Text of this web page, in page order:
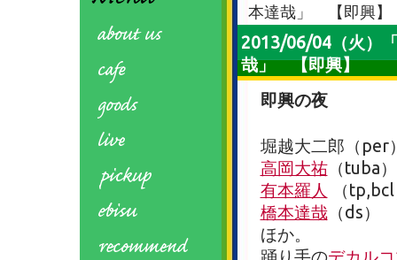
本達哉」 【即興】
2013/06/04（火）
哉」 【即興】
即興の夜
堀越大二郎（per
高岡大祐（tuba）
有本羅人
（
橋本達哉（ds）
ほか。